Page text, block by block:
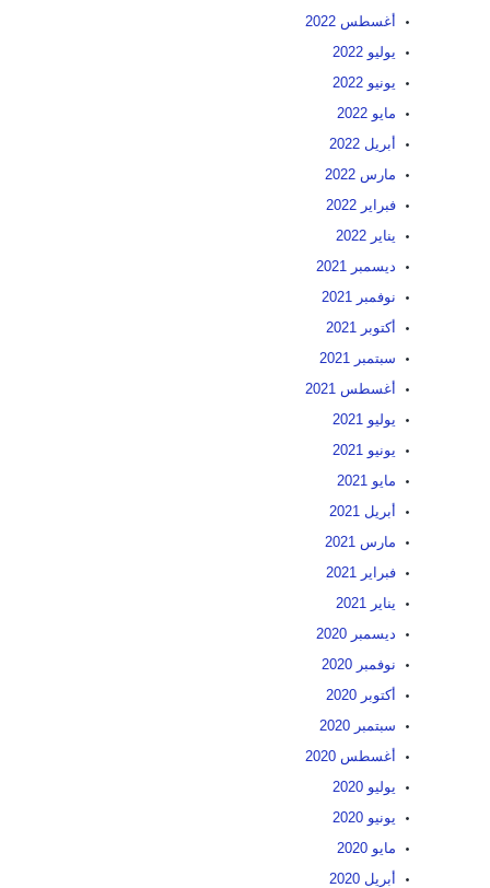
أغسطس 2022
يوليو 2022
يونيو 2022
مايو 2022
أبريل 2022
مارس 2022
فبراير 2022
يناير 2022
ديسمبر 2021
نوفمبر 2021
أكتوبر 2021
سبتمبر 2021
أغسطس 2021
يوليو 2021
يونيو 2021
مايو 2021
أبريل 2021
مارس 2021
فبراير 2021
يناير 2021
ديسمبر 2020
نوفمبر 2020
أكتوبر 2020
سبتمبر 2020
أغسطس 2020
يوليو 2020
يونيو 2020
مايو 2020
أبريل 2020